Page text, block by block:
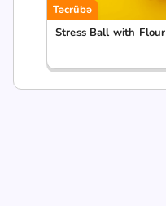
Təcrübə
Stress Ball with Flour